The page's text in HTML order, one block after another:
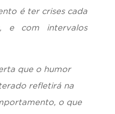
é ter crises cada
e com intervalos
que o humor
refletirá na
o que